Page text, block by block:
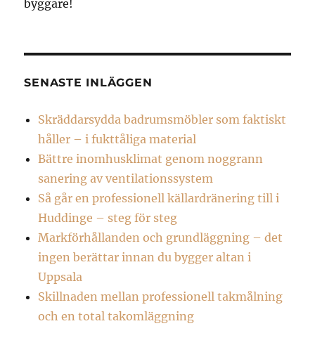
byggare!
SENASTE INLÄGGEN
Skräddarsydda badrumsmöbler som faktiskt
håller – i fukttåliga material
Bättre inomhusklimat genom noggrann
sanering av ventilationssystem
Så går en professionell källardränering till i
Huddinge – steg för steg
Markförhållanden och grundläggning – det
ingen berättar innan du bygger altan i
Uppsala
Skillnaden mellan professionell takmålning
och en total takomläggning